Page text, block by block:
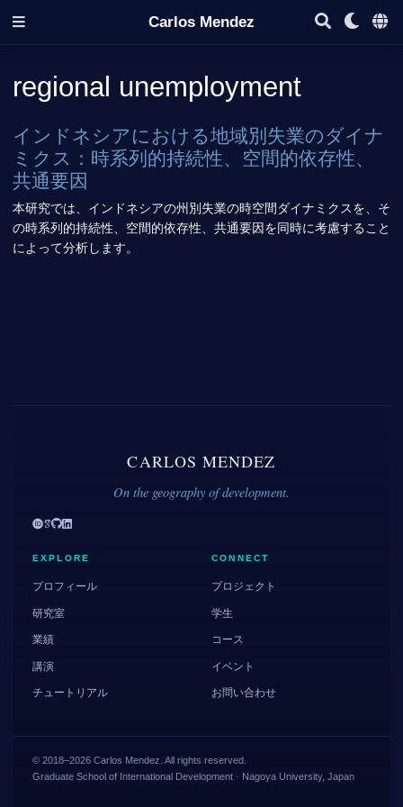
Carlos Mendez
regional unemployment
インドネシアにおける地域別失業のダイナ
ミクス：時系列的持続性、空間的依存性、
共通要因
本研究では、インドネシアの州別失業の時空間ダイナミクスを、そ
の時系列的持続性、空間的依存性、共通要因を同時に考慮すること
によって分析します。
CARLOS MENDEZ
On the geography of development.
EXPLORE
プロフィール
研究室
業績
講演
チュートリアル
CONNECT
プロジェクト
学生
コース
イベント
お問い合わせ
© 2018–2026 Carlos Mendez. All rights reserved.
Graduate School of International Development · Nagoya University, Japan